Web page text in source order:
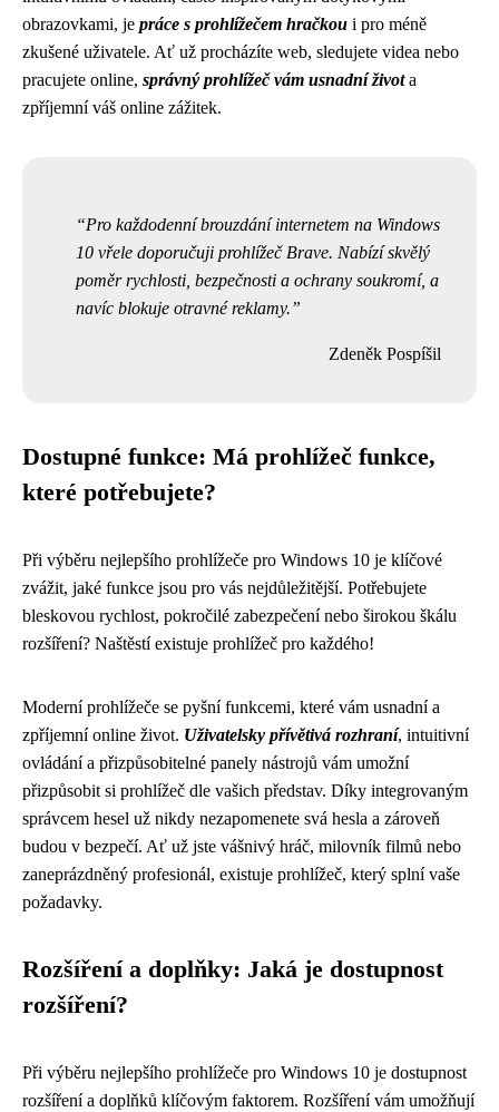
obrazovkami, je práce s prohlížečem hračkou i pro méně
zkušené uživatele. Ať už procházíte web, sledujete videa nebo
pracujete online, správný prohlížeč vám usnadní života
zpříjemní váš online zážitek.
Pro každodenní brouzdání internetem na Windows
10 vřele doporučuji prohlížeč Brave. Nabízí skvělý
poměr rychlosti, bezpečnosti a ochrany soukromí, a
navíc blokuje otravné reklamy.
Zdeněk Pospíšil
Dostupné funkce: Má prohlížeč funkce,
které potřebujete?
Při výběru nejlepšího prohlížeče pro Windows 10 je klíčové
zvážit, jaké funkce jsou pro vás nejdůležitější. Potřebujete
bleskovou rychlost, pokročilé zabezpečení nebo širokou škálu
rozšíření? Naštěstí existuje prohlížeč pro každého!
Moderní prohlížeče se pyšní funkcemi, které vám usnadní a
zpříjemní online život. Uživatelsky přívětivá rozhraní, intuitivní
ovládání a přizpůsobitelné panely nástrojů vám umožní
přizpůsobit si prohlížeč dle vašich představ. Díky integrovaným
správcem hesel už nikdy nezapomenete svá hesla a zároveň
budou v bezpečí. Ať už jste vášnivý hráč, milovník filmů nebo
zaneprázdněný profesionál, existuje prohlížeč, který splní vaše
požadavky.
Rozšíření a doplňky: Jaká je dostupnost
rozšíření?
Při výběru nejlepšího prohlížeče pro Windows 10 je dostupnost
rozšíření a doplňků klíčovým faktorem. Rozšíření vám umožňují